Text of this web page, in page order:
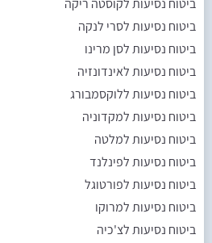
ביטוח נסיעות לקוסטה ריקה
ביטוח נסיעות לסרי לנקה
ביטוח נסיעות לסן מרינו
ביטוח נסיעות לאינדונזיה
ביטוח נסיעות ללוקסמבורג
ביטוח נסיעות למקדוניה
ביטוח נסיעות למלטה
ביטוח נסיעות לפינלנד
ביטוח נסיעות לפורטוגל
ביטוח נסיעות למרוקו
ביטוח נסיעות לצ'כיה